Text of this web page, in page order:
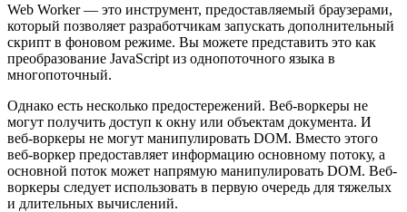
Web Worker — это инструмент, предоставляемый браузерами,
который позволяет разработчикам запускать дополнительный
скрипт в фоновом режиме. Вы можете представить это как
преобразование JavaScript из однопоточного языка в
многопоточный.
Однако есть несколько предостережений. Веб-воркеры не
могут получить доступ к окну или объектам документа. И
веб-воркеры не могут манипулировать DOM. Вместо этого
веб-воркер предоставляет информацию основному потоку, а
основной поток может напрямую манипулировать DOM. Веб-
воркеры следует использовать в первую очередь для тяжелых
и длительных вычислений.